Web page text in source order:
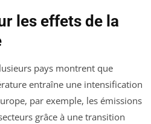
les effets de la
pays montrent que
entraîne une intensification
par exemple, les émissions
grâce à une transition